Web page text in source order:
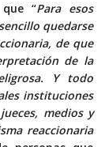
“Para esos
quedarse
de que
de la
Y todo
instituciones
medios y
reaccionaria